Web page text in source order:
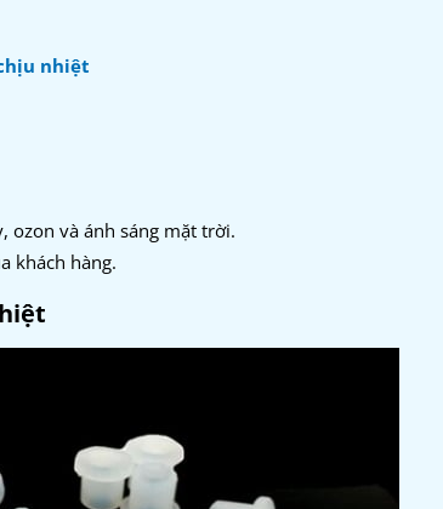
nhiệt
ozon và ánh sáng mặt trời.
khách hàng.